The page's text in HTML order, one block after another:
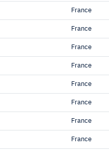
France
France
France
France
France
France
France
France